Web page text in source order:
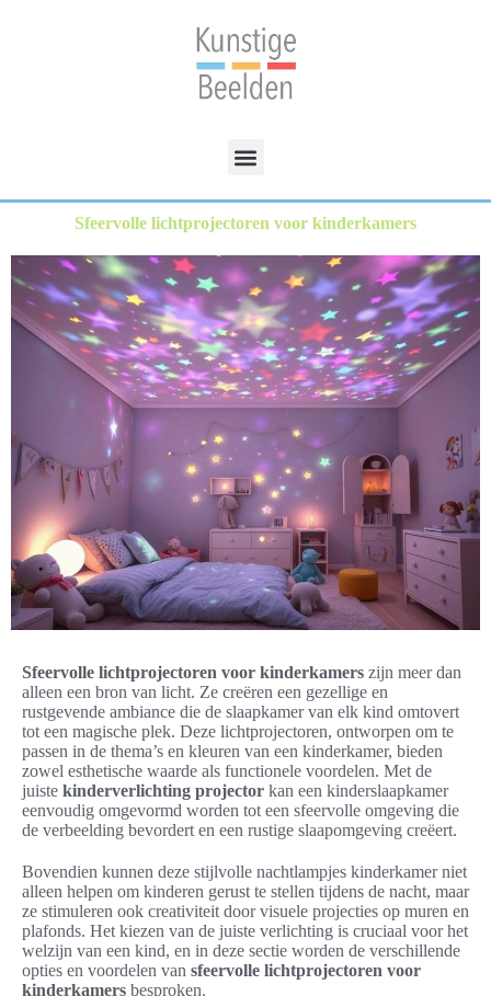
Sfeervolle lichtprojectoren voor kinderkamers
Sfeervolle lichtprojectoren voor kinderkamers zijn meer dan
alleen een bron van licht. Ze creëren een gezellige en
rustgevende ambiance die de slaapkamer van elk kind omtovert
tot een magische plek. Deze lichtprojectoren, ontworpen om te
passen in de thema’s en kleuren van een kinderkamer, bieden
zowel esthetische waarde als functionele voordelen. Met de
juiste kinderverlichting projector kan een kinderslaapkamer
eenvoudig omgevormd worden tot een sfeervolle omgeving die
de verbeelding bevordert en een rustige slaapomgeving creëert.
Bovendien kunnen deze stijlvolle nachtlampjes kinderkamer niet
alleen helpen om kinderen gerust te stellen tijdens de nacht, maar
ze stimuleren ook creativiteit door visuele projecties op muren en
plafonds. Het kiezen van de juiste verlichting is cruciaal voor het
welzijn van een kind, en in deze sectie worden de verschillende
opties en voordelen van sfeervolle lichtprojectoren voor
kinderkamers besproken.